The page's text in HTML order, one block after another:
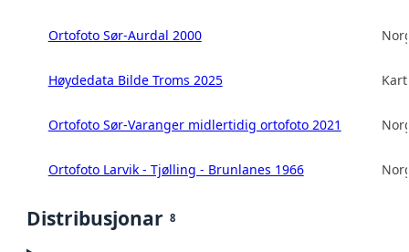
Ortofoto Sør-Aurdal 2000
Høydedata Bilde Troms 2025
Ortofoto Sør-Varanger midlertidig ortofoto 2021
Ortofoto Larvik - Tjølling - Brunlanes 1966
Distribusjonar 8